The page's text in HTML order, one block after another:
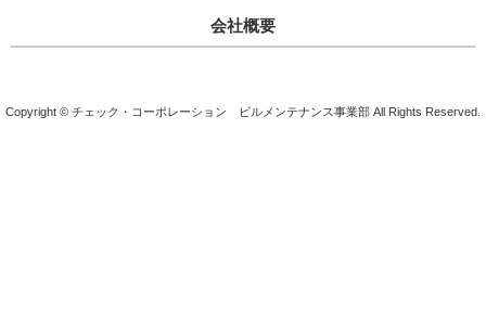
会社概要
Copyright © チェック・コーポレーション ビルメンテナンス事業部 All Rights Reserved.